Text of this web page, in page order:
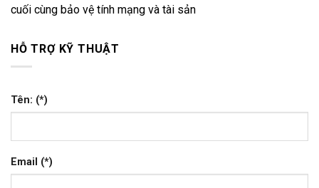
cuối cùng bảo vệ tính mạng và tài sản
HỖ TRỢ KỸ THUẬT
Tên: (*)
Email (*)